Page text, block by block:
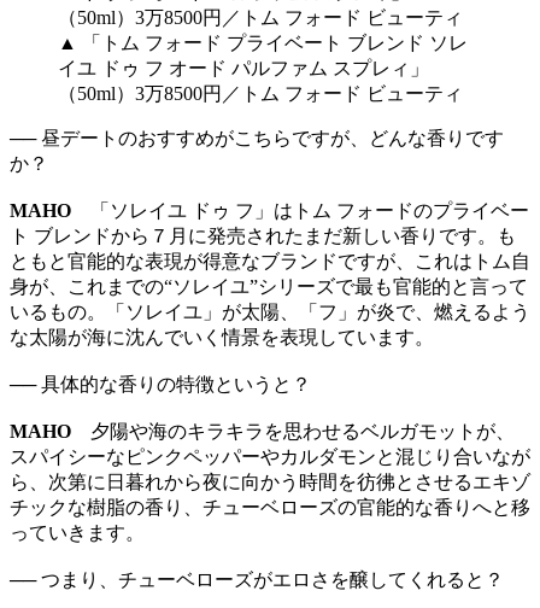
▲ 「トム フォード プライベート ブレンド ソレ
イユ ドゥ フ オード パルファム スプレィ」
（50ml）3万8500円／トム フォード ビューティ
── 昼デートのおすすめがこちらですが、どんな香りです
か？
MAHO 「ソレイユ ドゥ フ」はトム フォードのプライベー
ト ブレンドから７月に発売されたまだ新しい香りです。も
ともと官能的な表現が得意なブランドですが、これはトム自
身が、これまでの“ソレイユ”シリーズで最も官能的と言って
いるもの。「ソレイユ」が太陽、「フ」が炎で、燃えるよう
な太陽が海に沈んでいく情景を表現しています。
── 具体的な香りの特徴というと？
MAHO 夕陽や海のキラキラを思わせるベルガモットが、
スパイシーなピンクペッパーやカルダモンと混じり合いなが
ら、次第に日暮れから夜に向かう時間を彷彿とさせるエキゾ
チックな樹脂の香り、チューベローズの官能的な香りへと移
っていきます。
── つまり、チューベローズがエロさを醸してくれると？